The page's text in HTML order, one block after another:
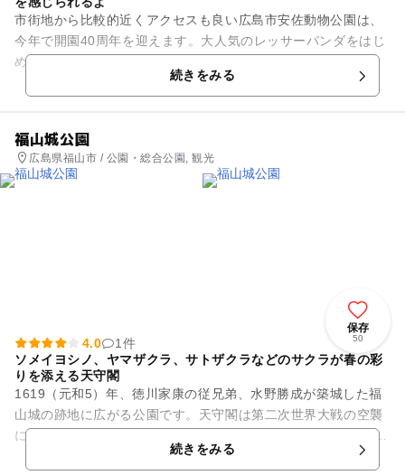
市街地から比較的近くアクセスも良い広島市安佐動物公園は、
今年で開園40周年を迎えます。大人気のレッサーパンダをはじ
め、167種類以上の様々な動物たちに会うことができ、週末は
たくさんの家族連れが楽...続きをみる
福山城公園
広島県福山市 / 公園・総合公園, 観光
保存
50
4.0
1件
ソメイヨシノ、ヤマザクラ、サトザクラなどのサクラが春の彩
りを添える天守閣
1619（元和5）年、徳川家康の従兄弟、水野勝成が築城した福
山城の跡地に広がる公園です。天守閣は第二次世界大戦の空襲
によって焼失しましたが、1966年に再建され博物館として公開
続きをみる